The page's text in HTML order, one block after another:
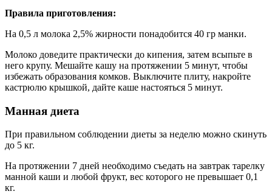
Правила приготовления:
На 0,5 л молока 2,5% жирности понадобится 40 гр манки.
Молоко доведите практически до кипения, затем всыпьте в
него крупу. Мешайте кашу на протяжении 5 минут, чтобы
избежать образования комков. Выключите плиту, накройте
кастрюлю крышкой, дайте каше настояться 5 минут.
Манная диета
При правильном соблюдении диеты за неделю можно скинуть
до 5 кг.
На протяжении 7 дней необходимо съедать на завтрак тарелку
манной каши и любой фрукт, вес которого не превышает 0,1
кг.